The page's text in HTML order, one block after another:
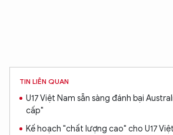
TIN LIÊN QUAN
U17 Việt Nam sẵn sàng đánh bại
cấp"
Kế hoạch "chất lượng cao" cho U17